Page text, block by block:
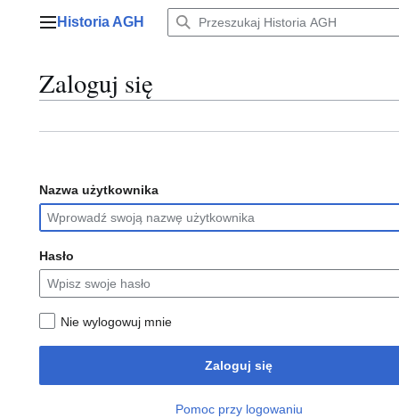
Menu główne
Historia AGH
Zaloguj się
Nazwa użytkownika
Hasło
Nie wylogowuj mnie
Zaloguj się
Pomoc przy logowaniu